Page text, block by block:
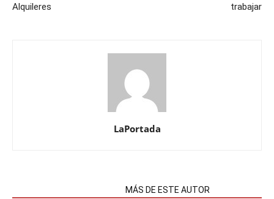
Alquileres
trabajar
LaPortada
MÁS DE ESTE AUTOR